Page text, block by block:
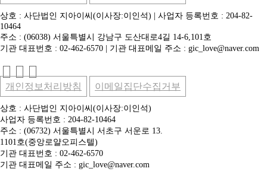
상호 : 사단법인 지아이씨(이사장:이인석) | 사업자 등록번호 : 204-82-
10464
주소 : (06038) 서울특별시 강남구 도산대로4길 14-6,101호
기관 대표번호 : 02-462-6570 | 기관 대표메일 주소 : gic_love@naver.com
개인정보처리방침 이메일집단수집거부
상호 : 사단법인 지아이씨(이사장:이인석)
사업자 등록번호 : 204-82-10464
주소 : (06732) 서울특별시 서초구 서운로 13.
1101호(중앙로얄오피스텔)
기관 대표번호 : 02-462-6570
기관 대표메일 주소 : gic_love@naver.com